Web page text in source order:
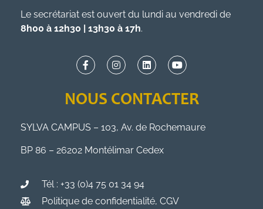
Le secrétariat est ouvert du lundi au vendredi de
8h00 à 12h30 | 13h30 à 17h.
NOUS CONTACTER
SYLVA CAMPUS – 103, Av. de Rochemaure
BP 86 – 26202 Montélimar Cedex
Tél : +33 (0)4 75 01 34 94
Politique de confidentialité, CGV